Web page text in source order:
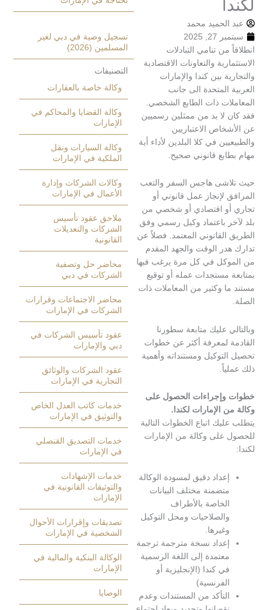
محمد
تنامي التبادلات
والتعاونات الاقتصادية
بين كندا والإمارات
المتحدة الى جانب
ذات الطابع الشخصي.
لا بد من ممثلين رسميين
الاعتباريين
في كلا البلدين لأداء أية
قانوني صحيح.
هاجس السفر والتعب
لإنجاز عمل قانوني أو
اقتصادي أو شخصي من
باعتماد وكيل رسمي وفق
المعتمد. فضلاً عن
الوقت والجهد المقدم
في كل مرة يرغب فيها
مستجدات عمله أو توقيع
وكثير من المعاملات ذات
عليك متابعة سطورنا
لمعرفة أكثر عن خطوات
ومستنداته وأهمية
الحصول على
الإمارات لكندا.
اتباع الخطوات التالية
وكالة من الإمارات
دقيق لمسودة الوكالة
مختلف البيانات
بالأطراف
ومحل التوكيل
نسخة مترجمة ترجمة
إلى اللغة الرسمية
كندا (الإنجليزية أو
من المستندات وعدم
تسجيل وصية في دبي لغير
وكالة خاصة بالعقارات
وكالة القضايا والمحاكم في
الإمارات
وكالة السيارات ونقل
الملكية في الإمارات
وكالات الشركات وإدارة
الأعمال في الإمارات
ملاحق عقود تأسيس
الشركات والتعديلات
القانونية
محاضر حل وتصفية
الشركات في دبي
محاضر الاجتماعات وقرارات
الشركات في الإمارات
عقود تأسيس الشركات في
دبي والإمارات
عقود الشركات والوثائق
التجارية في الإمارات
خدمات كاتب العدل الخاص
والتوثيق في الإمارات
خدمات التصديق القنصلي
في الإمارات
خدمات الإشهادات
والتوثيقات القانونية في
تصديقات وإقرارات الأحوال
الشخصية في الإمارات
الوكالة البنكية والمالية في
الإمارات
الوصايا